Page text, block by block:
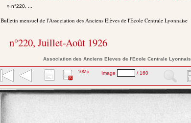
» n°220, ...
Bulletin mensuel de l'Association des Anciens Elèves de l'Ecole Centrale Lyonnaise
n°220, Juillet-Août 1926
Association des Anciens Eleves de l'Ecole Centrale
10Mo Image / 160